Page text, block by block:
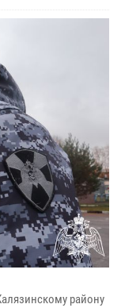
району